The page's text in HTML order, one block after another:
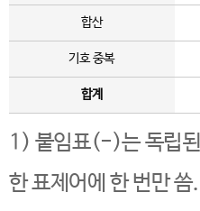
합산
기호 중복
합계
1) 붙임표(-)는 독립된
한 표제어에 한 번만